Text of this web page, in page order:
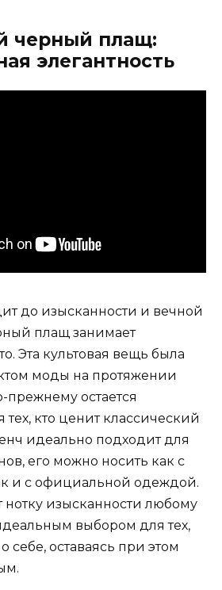
черный плащ:
элегантность
до изысканности и вечной
плащ занимает
Эта культовая вещь была
моды на протяжении
прежнему остается
кто ценит классический
идеально подходит для
его можно носить как с
и с официальной одеждой.
нотку изысканности любому
выбором для тех,
себе, оставаясь при этом